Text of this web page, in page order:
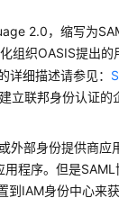
2.0，缩写为
组织OASIS提出
细描述请参见：
立联邦身份认证
外部身份提供商应
程序。但是
IAM身份中心来